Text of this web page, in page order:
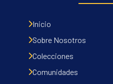
Inicio
Sobre Nosotros
Colecciones
Comunidades